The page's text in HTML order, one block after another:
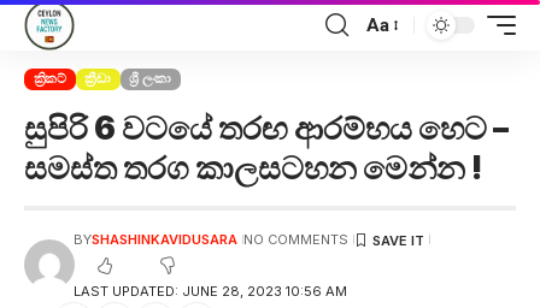
Aa
ක්‍රිකට් ක්‍රීඩා ශ්‍රී ලංකා
සුපිරි 6 වටයේ තරඟ ආරම්භය හෙට –
සමස්ත තරග කාලසටහන මෙන්න !
LAST UPDATED: JUNE 28, 2023 10:56 AM
BYSHASHINKAVIDUSARA NO COMMENTS